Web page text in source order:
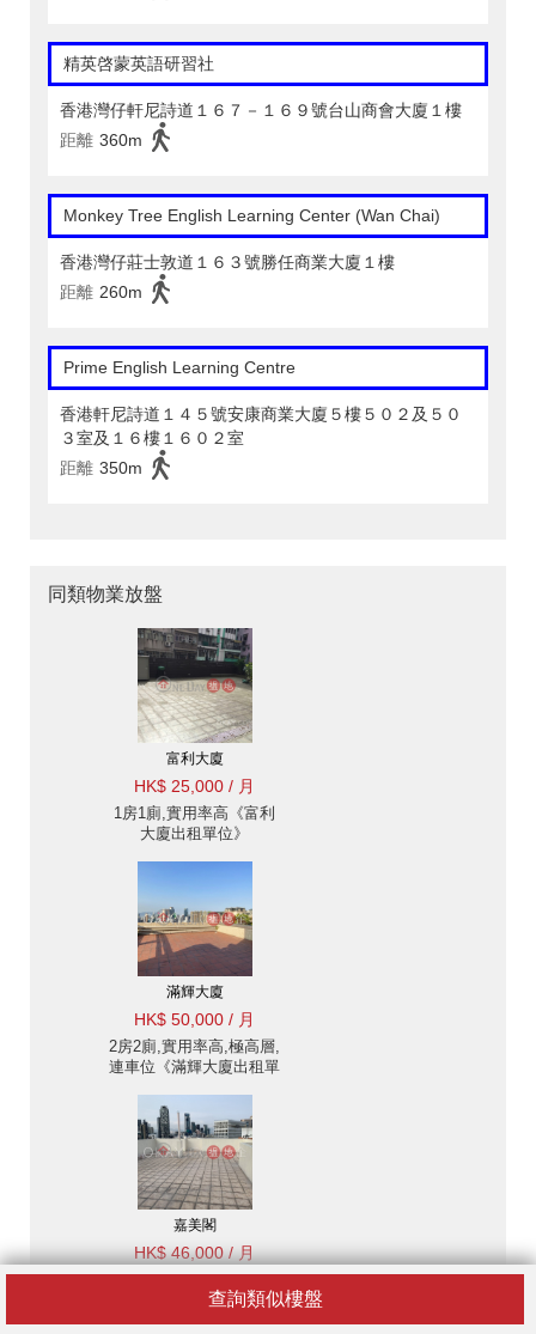
查詢類似樓盤
精英啓蒙英語研習社
香港灣仔軒尼詩道１６７－１６９號台山商會大廈１樓
距離 360m
Monkey Tree English Learning Center (Wan Chai)
香港灣仔莊士敦道１６３號勝任商業大廈１樓
距離 260m
Prime English Learning Centre
香港軒尼詩道１４５號安康商業大廈５樓５０２及５０
３室及１６樓１６０２室
距離 350m
同類物業放盤
富利大廈
HK$ 25,000 / 月
1房1廁,實用率高《富利
大廈出租單位》
滿輝大廈
HK$ 50,000 / 月
2房2廁,實用率高,極高層,
連車位《滿輝大廈出租單
嘉美閣
HK$ 46,000 / 月
3房2廁,極高層,連車位,馬
場景《嘉美閣出租單位》